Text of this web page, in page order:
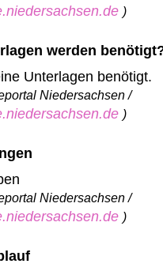
)
werden
Unterlagen benötigt.
Niedersachsen /
)
Niedersachsen /
)